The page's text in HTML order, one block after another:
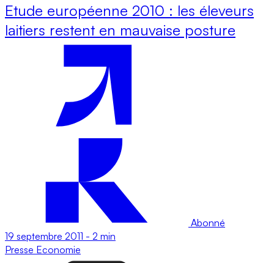
Etude européenne 2010 : les éleveurs
laitiers restent en mauvaise posture
Abonné
19 septembre 2011 - 2 min
Presse Economie